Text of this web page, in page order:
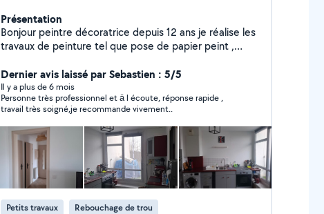
Présentation
Bonjour peintre décoratrice depuis 12 ans je réalise les
travaux de peinture tel que pose de papier peint ,
toiture, bandes placo . Je peux également réaliser des
petits travaux comme la réparation de meuble ,pose
de lustre et autre petit bricolage.
Dernier avis laissé par Sebastien : 5/5
Il y a plus de 6 mois
Personne très professionnel et ā l écoute, réponse rapide ,
travail très soigné,je recommande vivement..
Petits travaux Rebouchage de trou